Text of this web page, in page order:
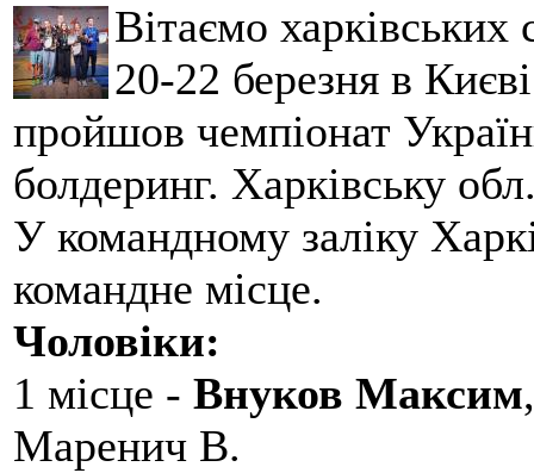
Вітаємо
20-22 березня в
пройшов чемпіонат
болдеринг. Харківську
У командному заліку
командне місце.
Чоловіки:
1 місце - Внуков Максим
Маренич В.